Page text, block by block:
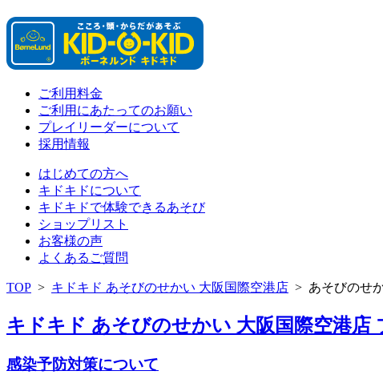
ご利用料金
ご利用にあたってのお願い
プレイリーダーについて
採用情報
はじめての方へ
キドキドについて
キドキドで体験できるあそび
ショップリスト
お客様の声
よくあるご質問
TOP > キドキド あそびのせかい 大阪国際空港店 > あそびのせ
キドキド あそびのせかい 大阪国際空港店
感染予防対策について